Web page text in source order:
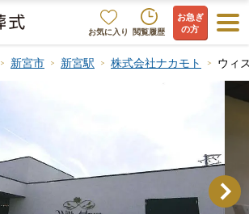
お気に入り 閲覧履歴
お急ぎ
の方
新宮市 新宮駅 株式会社ナカモト ウィ